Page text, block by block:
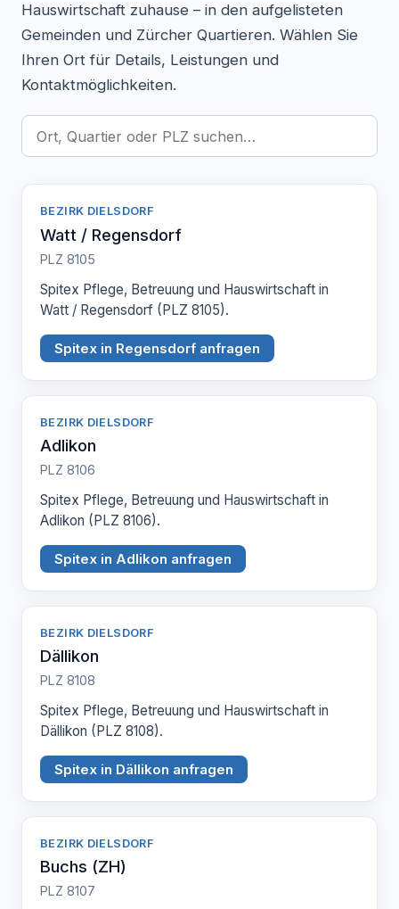
Hauswirtschaft zuhause – in den aufgelisteten
Gemeinden und Zürcher Quartieren. Wählen Sie
Ihren Ort für Details, Leistungen und
Kontaktmöglichkeiten.
BEZIRK DIELSDORF
Watt / Regensdorf
PLZ 8105
Spitex Pflege, Betreuung und Hauswirtschaft in
Watt / Regensdorf (PLZ 8105).
Spitex in Regensdorf anfragen
BEZIRK DIELSDORF
Adlikon
PLZ 8106
Spitex Pflege, Betreuung und Hauswirtschaft in
Adlikon (PLZ 8106).
Spitex in Adlikon anfragen
BEZIRK DIELSDORF
Dällikon
PLZ 8108
Spitex Pflege, Betreuung und Hauswirtschaft in
Dällikon (PLZ 8108).
Spitex in Dällikon anfragen
BEZIRK DIELSDORF
Buchs (ZH)
PLZ 8107